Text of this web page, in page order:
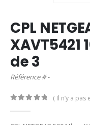
CPL
XAVT5421
de 3
Référence # -
( Il n’y a pas